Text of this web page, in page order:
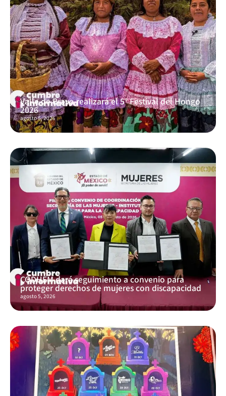
Valle de Bravo realizará el 5° Festival del Hongo
2026
agosto 5, 2026
CODHEM dará seguimiento a convenio para
proteger derechos de mujeres con discapacidad
agosto 5, 2026